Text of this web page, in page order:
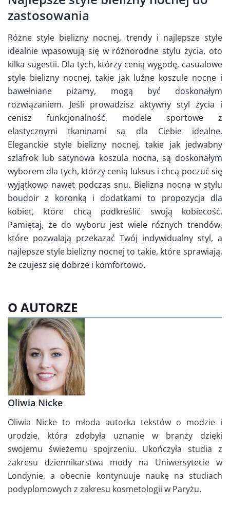
zastosowania
Różne style bielizny nocnej, trendy i najlepsze style
idealnie wpasowują się w różnorodne stylu życia, oto
kilka sugestii. Dla tych, którzy cenią wygodę, casualowe
style bielizny nocnej, takie jak luźne koszule nocne i
bawełniane piżamy, mogą być doskonałym
rozwiązaniem. Jeśli prowadzisz aktywny styl życia i
cenisz funkcjonalność, modele sportowe z
elastycznymi tkaninami są dla Ciebie idealne.
Eleganckie style bielizny nocnej, takie jak jedwabny
szlafrok lub satynowa koszula nocna, są doskonałym
wyborem dla tych, którzy cenią luksus i chcą poczuć się
wyjątkowo nawet podczas snu. Bielizna nocna w stylu
boudoir z koronką i dodatkami to propozycja dla
kobiet, które chcą podkreślić swoją kobiecość.
Pamiętaj, że do wyboru jest wiele różnych trendów,
które pozwalają przekazać Twój indywidualny styl, a
najlepsze style bielizny nocnej to takie, które sprawiają,
że czujesz się dobrze i komfortowo.
O AUTORZE
Oliwia Nicke
Oliwia Nicke to młoda autorka tekstów o modzie i
urodzie, która zdobyła uznanie w branży dzięki
swojemu świeżemu spojrzeniu. Ukończyła studia z
zakresu dziennikarstwa mody na Uniwersytecie w
Londynie, a obecnie kontynuuje naukę na studiach
podyplomowych z zakresu kosmetologii w Paryżu.